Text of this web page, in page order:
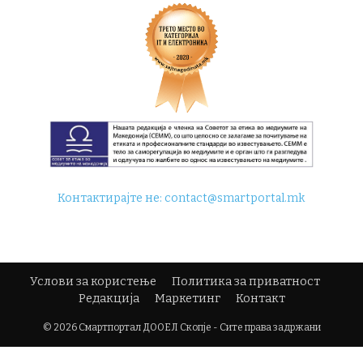
Контактирајте не:contact@smartportal.mk
Услови за користење
Политика за приватност
Редакција
Маркетинг Контакт
© 2026 Смартпортал ДООЕЛ Скопје - Сите права задржани